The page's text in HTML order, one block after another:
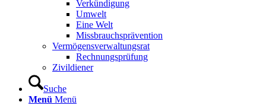
Verkündigung
Umwelt
Eine Welt
Missbrauchsprävention
Vermögensverwaltungsrat
Rechnungsprüfung
Zivildiener
Suche
Menü Menü